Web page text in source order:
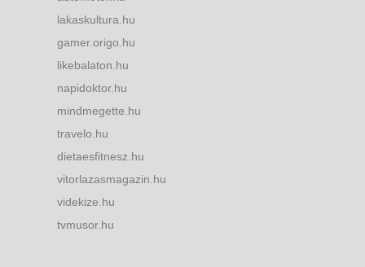
lakaskultura.hu
gamer.origo.hu
likebalaton.hu
napidoktor.hu
mindmegette.hu
travelo.hu
dietaesfitnesz.hu
vitorlazasmagazin.hu
videkize.hu
tvmusor.hu